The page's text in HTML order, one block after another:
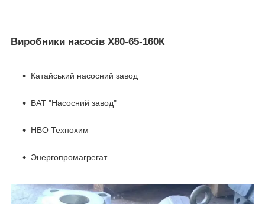
Виробники насосів Х80-65-160К
Катайський насосний завод
ВАТ "Насосний завод"
НВО Технохим
Энергопромагрегат